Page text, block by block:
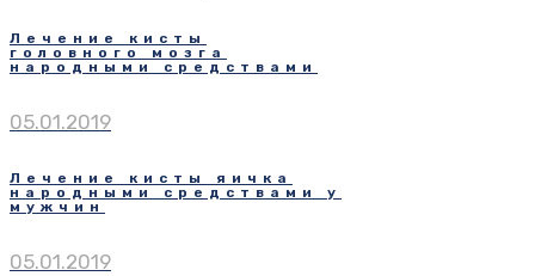
Лечение кисты
головного мозга
народными средствами
05.01.2019
Лечение кисты яичка
народными средствами у
мужчин
05.01.2019